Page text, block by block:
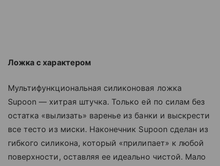
Ложка с характером
Мультифункциональная силиконовая ложка
Supoon — хитрая штучка. Только ей по силам без
остатка «вылизать» варенье из банки и выскрести
все тесто из миски. Наконечник Supoon сделан из
гибкого силикона, который «прилипает» к любой
поверхности, оставляя ее идеально чистой. Мало